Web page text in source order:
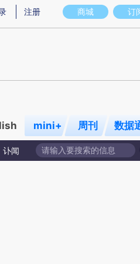
意图存在偏差。不代表财新观点和立场
商城 订
注册
mini+ 周刊 数据
讣闻